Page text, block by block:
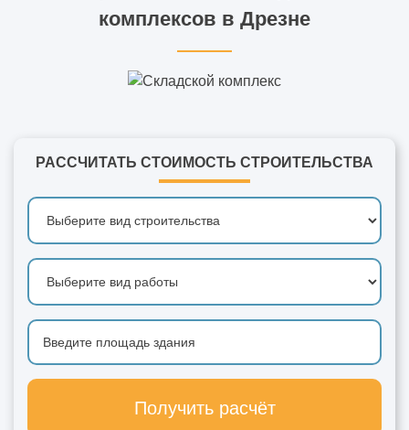
комплексов в Дрезне
РАССЧИТАТЬ СТОИМОСТЬ СТРОИТЕЛЬСТВА
Получить расчёт